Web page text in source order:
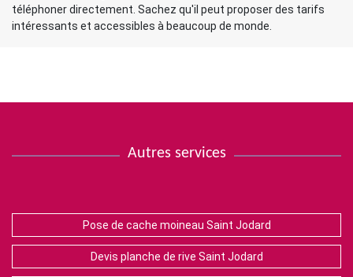
téléphoner directement. Sachez qu'il peut proposer des tarifs
intéressants et accessibles à beaucoup de monde.
Autres services
Pose de cache moineau Saint Jodard
Devis planche de rive Saint Jodard